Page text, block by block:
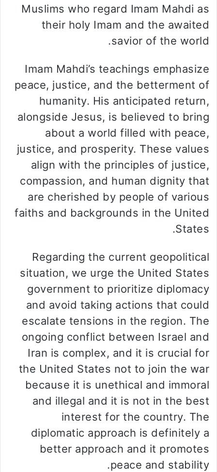
Muslims who regard Imam Mahdi as
their holy Imam and the awaited
savior of the world.
Imam Mahdi’s teachings emphasize
peace, justice, and the betterment of
humanity. His anticipated return,
alongside Jesus, is believed to bring
about a world filled with peace,
justice, and prosperity. These values
align with the principles of justice,
compassion, and human dignity that
are cherished by people of various
faiths and backgrounds in the United
States.
Regarding the current geopolitical
situation, we urge the United States
government to prioritize diplomacy
and avoid taking actions that could
escalate tensions in the region. The
ongoing conflict between Israel and
Iran is complex, and it is crucial for
the United States not to join the war
because it is unethical and immoral
and illegal and it is not in the best
interest for the country. The
diplomatic approach is definitely a
better approach and it promotes
peace and stability.